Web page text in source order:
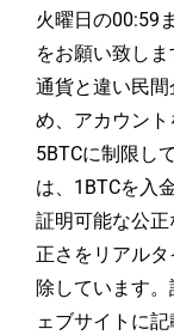
火曜日の00:59
をお願い致し
通貨と違い民
め、アカウン
5BTCに制限し
は、1BTCを入
証明可能な公
正さをリアル
除しています
ェブサイトに